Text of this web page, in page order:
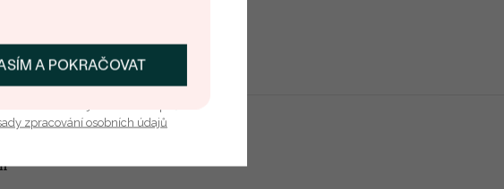
A POKRAČOVAT
SE A ZÍSKAT SLEVU
zpracování osobních údajů